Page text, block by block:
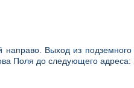
Выход из
Поля до следующего